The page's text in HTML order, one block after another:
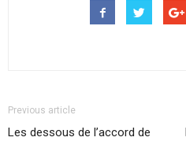
Previous article
Les dessous de l’accord de